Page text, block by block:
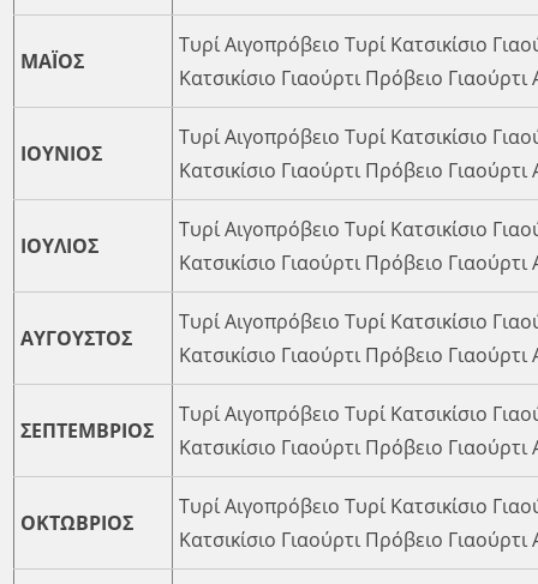
ΜΑΪΟΣ
Τυρί Αιγοπρόβειο Τυρί Κατσικίσιο
Κατσικίσιο Γιαούρτι Πρόβειο Γιαούρτι
ΙΟΥΝΙΟΣ
Τυρί Αιγοπρόβειο Τυρί Κατσικίσιο
Κατσικίσιο Γιαούρτι Πρόβειο Γιαούρτι
ΙΟΥΛΙΟΣ
Τυρί Αιγοπρόβειο Τυρί Κατσικίσιο
Κατσικίσιο Γιαούρτι Πρόβειο Γιαούρτι
ΑΥΓΟΥΣΤΟΣ
Τυρί Αιγοπρόβειο Τυρί Κατσικίσιο
Κατσικίσιο Γιαούρτι Πρόβειο Γιαούρτι
ΣΕΠΤΕΜΒΡΙΟΣ
Τυρί Αιγοπρόβειο Τυρί Κατσικίσιο
Κατσικίσιο Γιαούρτι Πρόβειο Γιαούρτι
ΟΚΤΩΒΡΙΟΣ
Τυρί Αιγοπρόβειο Τυρί Κατσικίσιο
Κατσικίσιο Γιαούρτι Πρόβειο Γιαούρτι